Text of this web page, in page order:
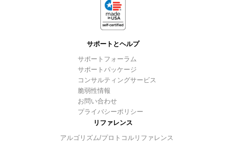
サポートとヘルプ
サポートフォーラム
サポートパッケージ
コンサルティングサービス
脆弱性情報
お問い合わせ
プライバシーポリシー
リファレンス
アルゴリズム/プロトコルリファレンス